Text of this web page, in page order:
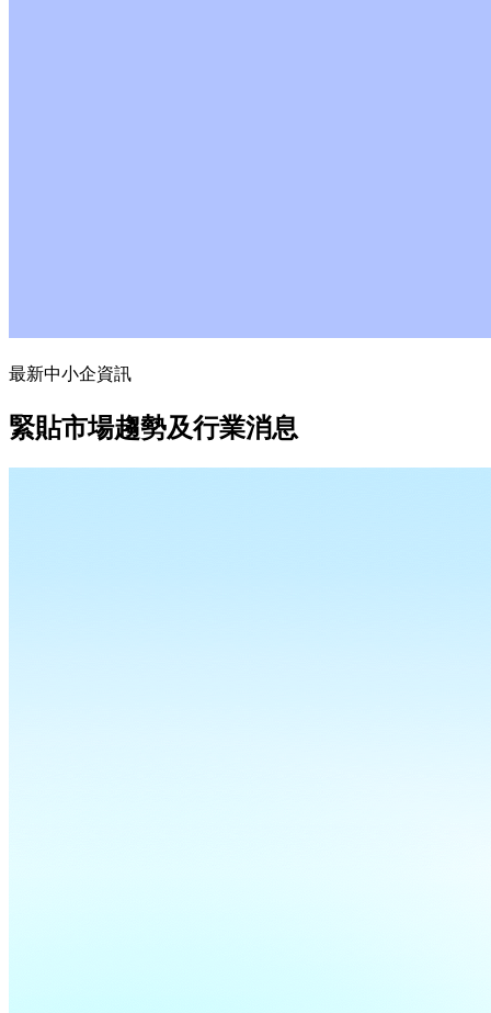
最新中小企資訊
緊貼市場趨勢及行業消息